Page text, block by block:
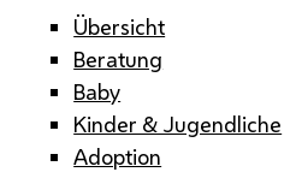
Übersicht
Beratung
Baby
Kinder & Jugendliche
Adoption